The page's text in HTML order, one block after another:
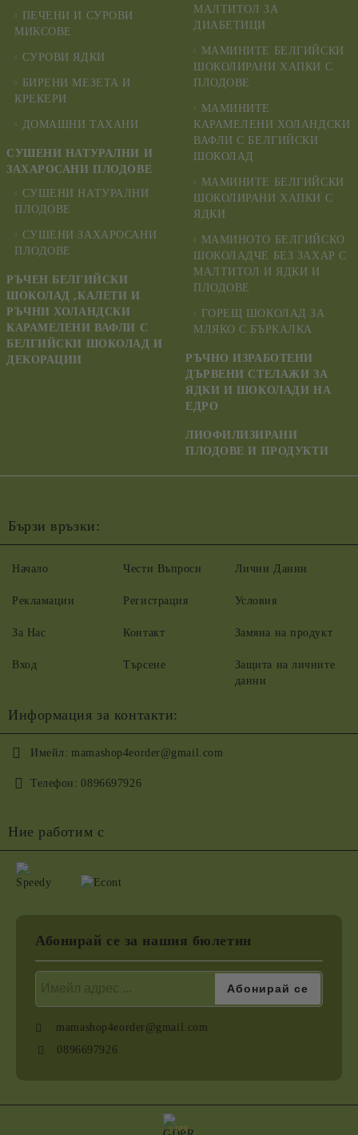
ПЕЧЕНИ И СУРОВИ
МИКСОВЕ
СУРОВИ ЯДКИ
БИРЕНИ МЕЗЕТА И
КРЕКЕРИ
ДОМАШНИ ТАХАНИ
СУШЕНИ НАТУРАЛНИ И
ЗАХАРОСАНИ ПЛОДОВЕ
СУШЕНИ НАТУРАЛНИ
ПЛОДОВЕ
СУШЕНИ ЗАХАРОСАНИ
ПЛОДОВЕ
РЪЧЕН БЕЛГИЙСКИ
ШОКОЛАД ,КАЛЕТИ И
РЪЧНИ ХОЛАНДСКИ
КАРАМЕЛЕНИ ВАФЛИ С
БЕЛГИЙСКИ ШОКОЛАД И
ДЕКОРАЦИИ
МАЛТИТОЛ ЗА
ДИАБЕТИЦИ
МАМИНИТЕ БЕЛГИЙСКИ
ШОКОЛИРАНИ ХАПКИ С
ПЛОДОВЕ
МАМИНИТЕ
КАРАМЕЛЕНИ ХОЛАНДСКИ
ВАФЛИ С БЕЛГИЙСКИ
ШОКОЛАД
МАМИНИТЕ БЕЛГИЙСКИ
ШОКОЛИРАНИ ХАПКИ С
ЯДКИ
МАМИНОТО БЕЛГИЙСКО
ШОКОЛАДЧЕ БЕЗ ЗАХАР С
МАЛТИТОЛ И ЯДКИ И
ПЛОДОВЕ
ГОРЕЩ ШОКОЛАД ЗА
МЛЯКО С БЪРКАЛКА
РЪЧНО ИЗРАБОТЕНИ
ДЪРВЕНИ СТЕЛАЖИ ЗА
ЯДКИ И ШОКОЛАДИ НА
ЕДРО
ЛИОФИЛИЗИРАНИ
ПЛОДОВЕ И ПРОДУКТИ
Бързи връзки:
Начало
Рекламации
За Нас
Вход
Чести Въпроси
Регистрация
Контакт
Търсене
Лични Данни
Условия
Замяна на продукт
Защита на личните
данни
Информация за контакти:
Имейл: mamashop4eorder@gmail.com
Телефон: 0896697926
Ние работим с
Абонирай се за нашия бюлетин
mamashop4eorder@gmail.com
0896697926
GDPR